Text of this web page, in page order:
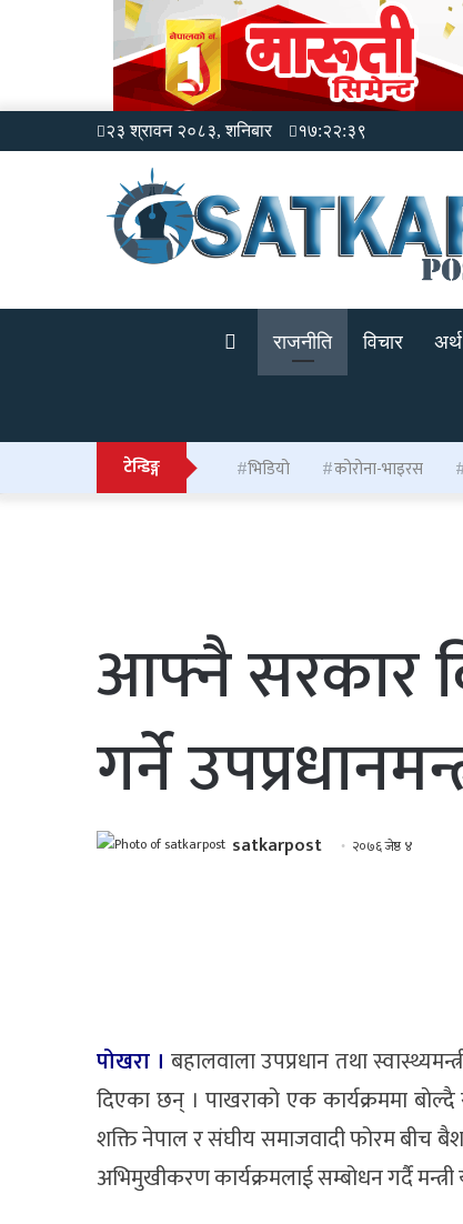
२३ श्रावन २०८३, शनिबार १७:२२:४०
राजनीति विचार अर्थ
टेन्डिङ्ग भिडियो कोरोना-भाइरस
आफ्नै सरकार
गर्ने
satkarpost २०७६ जेष्ठ ४
पोखरा । बहालवाला उपप्रधान तथा
दिएका छन् । पाखराको एक कार्यक्रममा
शक्ति नेपाल र संघीय समाजवादी फोरम बीच
अभिमुखीकरण कार्यक्रमलाई सम्बोधन गर्दै